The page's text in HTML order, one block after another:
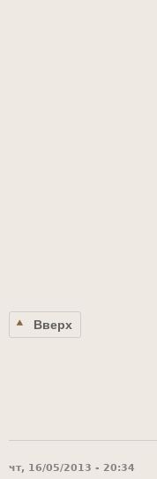
Вверх
чт, 16/05/2013 - 20:34